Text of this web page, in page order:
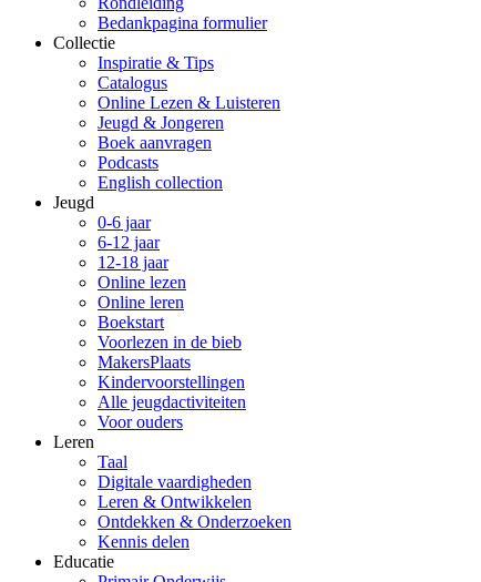
Bedankpagina formulier
Collectie
Inspiratie & Tips
Catalogus
Online Lezen & Luisteren
Jeugd & Jongeren
Boek aanvragen
Podcasts
English collection
Jeugd
0-6 jaar
6-12 jaar
12-18 jaar
Online lezen
Online leren
Boekstart
Voorlezen in de bieb
MakersPlaats
Kindervoorstellingen
Alle jeugdactiviteiten
Voor ouders
Leren
Taal
Digitale vaardigheden
Leren & Ontwikkelen
Ontdekken & Onderzoeken
Kennis delen
Educatie